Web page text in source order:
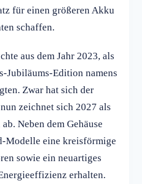
für einen größeren Akku
schaffen.
aus dem Jahr 2023, als
Jubiläums-Edition namens
Zwar hat sich der
zeichnet sich 2027 als
Neben dem Gehäuse
Modelle eine kreisförmige
sowie ein neuartiges
erhalten.